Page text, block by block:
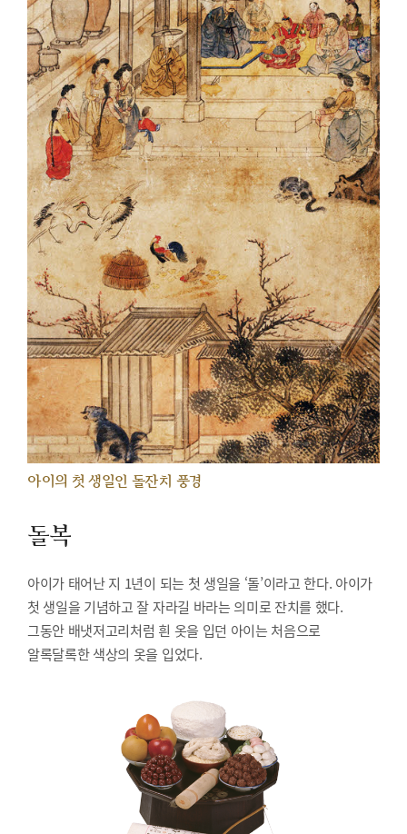
아이의 첫 생일인 돌잔치 풍경
돌복
아이가 태어난 지 1년이 되는 첫 생일을 ‘돌’이라고 한다. 아이가
첫 생일을 기념하고 잘 자라길 바라는 의미로 잔치를 했다.
그동안 배냇저고리처럼 흰 옷을 입던 아이는 처음으로
알록달록한 색상의 옷을 입었다.